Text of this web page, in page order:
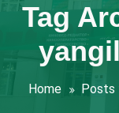
Tag
Home Posts